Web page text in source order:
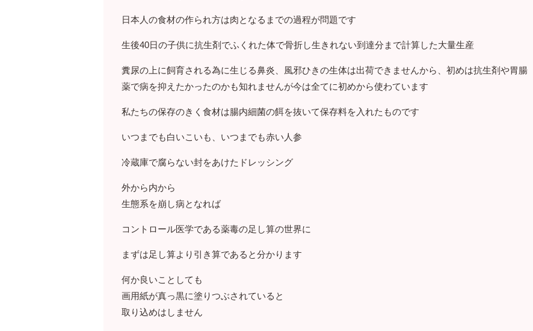
日本人の食材の作られ方は肉となるまでの過程が問題です
生後40日の子供に抗生剤でふくれた体で骨折し生きれない到達分まで計算した大量生産
糞尿の上に飼育される為に生じる鼻炎、風邪ひきの生体は出荷できませんから、初めは抗生剤や胃腸
薬で病を抑えたかったのかも知れませんが今は全てに初めから使わています
私たちの保存のきく食材は腸内細菌の餌を抜いて保存料を入れたものです
いつまでも白いこいも、いつまでも赤い人参
冷蔵庫で腐らない封をあけたドレッシング
外から内から
生態系を崩し病となれば
コントロール医学である薬毒の足し算の世界に
まずは足し算より引き算であると分かります
何か良いことしても
画用紙が真っ黒に塗りつぶされていると
取り込めはしません